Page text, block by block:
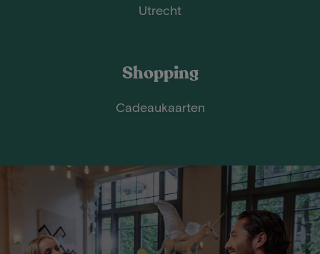
Utrecht
Shopping
Cadeaukaarten